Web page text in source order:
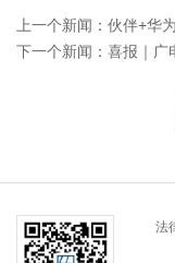
上一个新闻： 伙伴+华
下一个新闻： 喜报｜广
法